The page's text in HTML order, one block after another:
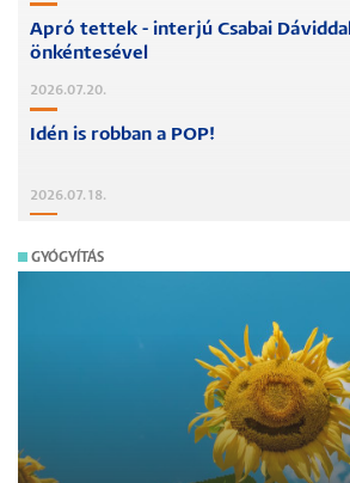
Apró tettek - interjú Csabai
önkéntesével
2026.07.20.
Idén is robban a POP!
2026.07.18.
GYÓGYÍTÁS